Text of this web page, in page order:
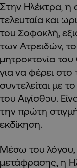
Στην Ηλέκτρα, η
τελευταία και
του Σοφοκλή,
των Ατρειδών,
μητροκτονία
για να φέρει
συντελείται με
του Αιγίσθου.
την πρώτη
εκδίκηση.
Μέσω του λόγου,
μετάφρασης, η